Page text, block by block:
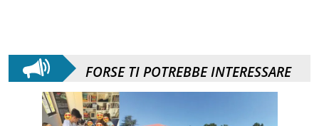
FORSE TI POTREBBE INTERESSARE